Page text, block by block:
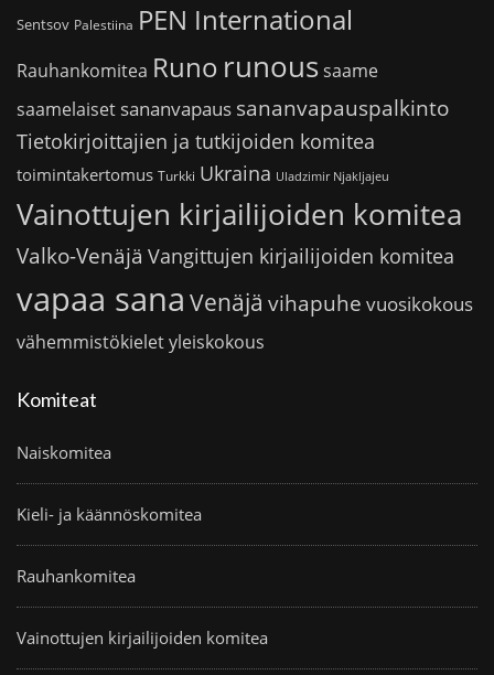
Sentsov Palestiina PEN International
Rauhankomitea Runo runoussaame
saamelaiset sananvapaus sananvapauspalkinto
Tietokirjoittajien ja tutkijoiden komitea
toimintakertomus Turkki Ukraina Uladzimir Njakljajeu
Vainottujen kirjailijoiden komitea
Valko-Venäjä Vangittujen kirjailijoiden komitea
vapaa sana Venäjä vihapuhe vuosikokous
vähemmistökieletyleiskokous
Komiteat
Naiskomitea
Kieli- ja käännöskomitea
Rauhankomitea
Vainottujen kirjailijoiden komitea